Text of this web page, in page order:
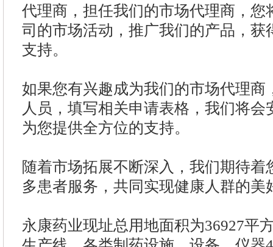
代理商，担任我们的市场代理商，您
司的市场活动，推广我们的产品，获
支持。
如果您有兴趣成为我们的市场代理商
人员，填写相关申请表格，我们将会
为您提供全方位的支持。
随着市场拓展不断深入，我们期待着
多患者服务，共同实现健康人群的美
永康药业现址总用地面积为36927平